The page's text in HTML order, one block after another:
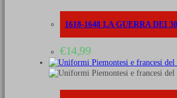
1618-1648 LA GUERRA DEI
€14,99